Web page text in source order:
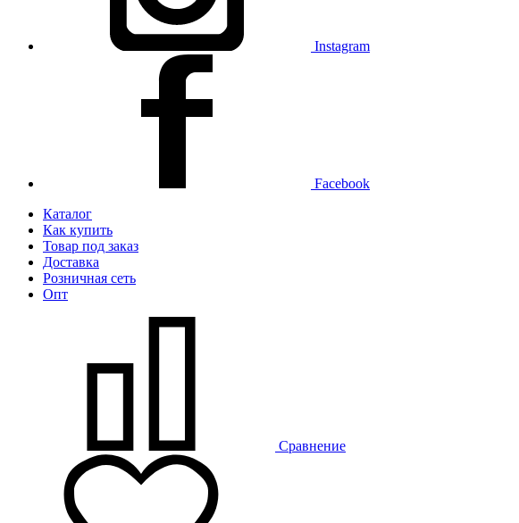
Instagram
Facebook
Каталог
Как купить
Товар под заказ
Доставка
Розничная сеть
Опт
Сравнение